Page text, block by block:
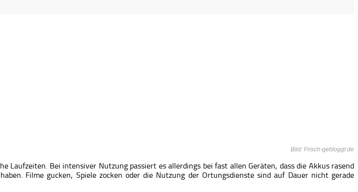
Bild: Frisch-gebloggt.de
Bei intensiver Nutzung passiert es allerdings bei fast allen Geräten, dass die Akkus rasend
Filme gucken, Spiele zocken oder die Nutzung der Ortungsdienste sind auf Dauer nicht gerade